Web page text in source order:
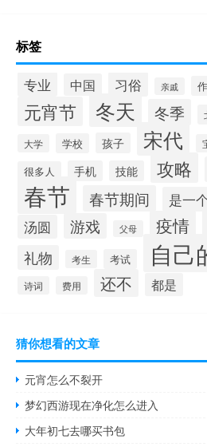
标签
专业 中国 习俗 亲戚
元宵节 冬天 冬季
大学 学校 孩子 宋代
很多人 手机 技能 攻略
春节 春节期间 是一
汤圆 游戏 父母 疫情
礼物 考生 考试 自己
诗词 费用 还不 都是
猜你想看的文章
元宵怎么不裂开
梦幻西游现在净化怎么进入
大年初七去哪买书包